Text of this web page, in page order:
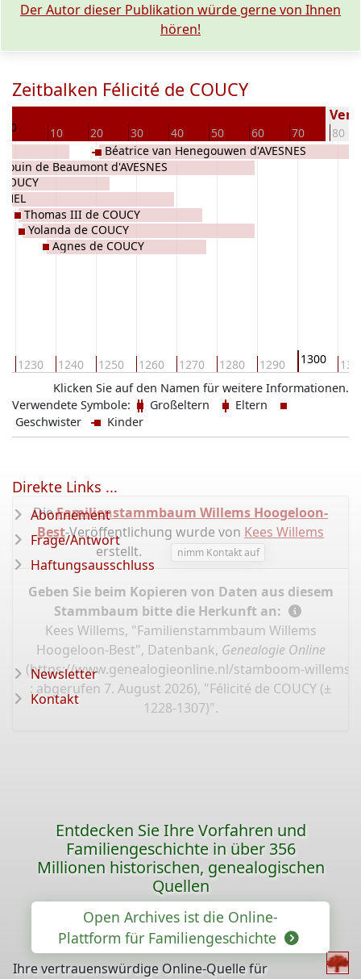
Der Autor dieser Publikation würde gerne von Ihnen
hören!
Zeitbalken Félicité de COUCY
0 10 20 30 40 50 60 70 80
1230 1240 1250 1260 1270 1280 1290 1300
de Beaumont d'AVESNES
Thomas III de COUCY
Yolanda de COUCY
Agnes de COUCY
Béatrice van Henegouwen d'AVESNES
Klicken Sie auf den Namen für weitere Informationen.
Verwendete Symbole:
Großeltern
Eltern
Geschwister
Kinder
DieFamilienstammbaum Willems Hoogeloon-
Best-Veröffentlichung wurde von Kees Willems
erstellt.
nimm Kontakt auf
Geben Sie beim Kopieren von Daten aus diesem
Stammbaum bitte die Herkunft an:
Kees Willems, "Familienstammbaum Willems
Hoogeloon-Best", Datenbank, Genealogie Online
(https://www.genealogieonline.nl/stamboom-willems-
: abgerufen 7. August 2026), "Félicité de COUCY (±
1228-1307)".
Direkte Links ...
Abonnement
Frage/Antwort
Haftungsausschluss
Newsletter
Kontakt
Entdecken Sie Ihre Vorfahren und
Familiengeschichte in über 356
Millionen historischen, genealogischen
Quellen
Open Archives ist die Online-
Plattform für Familiengeschichte
Ihre vertrauenswürdige Online-Quelle für